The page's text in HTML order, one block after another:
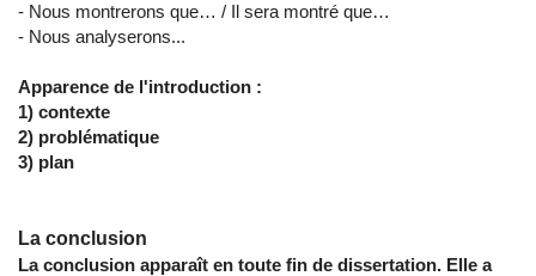
- Nous montrerons que… / Il sera montré que…
- Nous analyserons...
Apparence de l'introduction :
1) contexte
2) problématique
3) plan
La conclusion
La conclusion apparaît en toute fin de dissertation. Elle a